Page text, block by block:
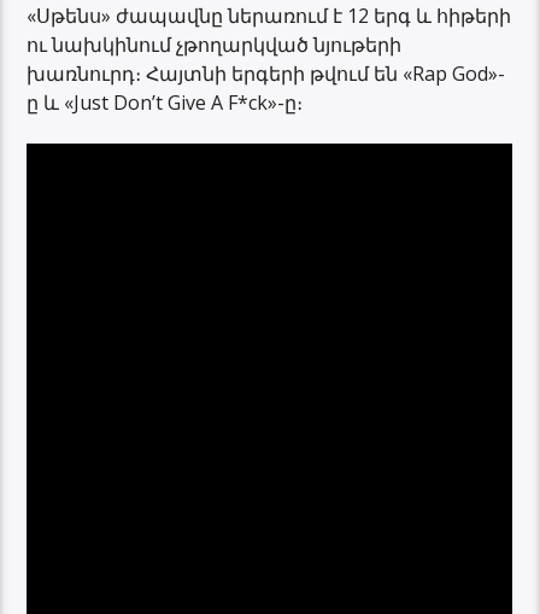
«Սթենս» ժապավնը ներառում է 12 երգ և հիթերի
ու նախկինում չթողարկված նյութերի
խառնուրդ։ Հայտնի երգերի թվում են «Rap God»-
ը և «Just Don’t Give A F*ck»-ը։